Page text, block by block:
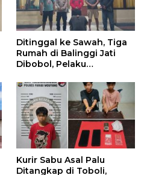
Ditinggal ke Sawah, Tiga
Rumah di Balinggi Jati
Dibobol, Pelaku
Kurir Sabu Asal Palu
Ditangkap di Toboli,